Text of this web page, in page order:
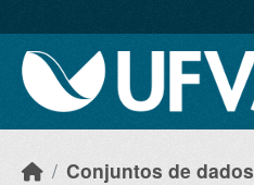
Conjuntos de dados